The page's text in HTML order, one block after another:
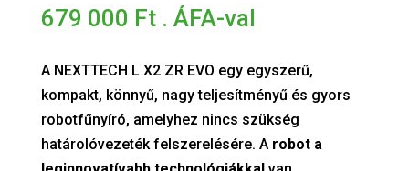
679 000 Ft . ÁFA-val
A NEXTTECH L X2 ZR EVO egy egyszerű,
kompakt, könnyű, nagy teljesítményű és gyors
robotfűnyíró, amelyhez nincs szükség
határolóvezeték felszerelésére. Arobot a